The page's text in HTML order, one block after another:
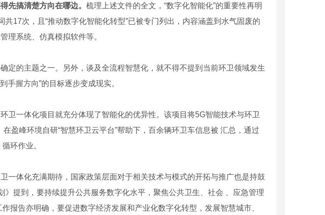
电缆
先搞清楚方向在哪边。 梳理上述文件的全文，“数字化智能化”的重要性再明
共17次，且“推动数字化智能化转型”已被专门列出，内容涵盖到水气固废的
理系统、仿真模拟软件等。
的主题之一。另外，谈及全流程智慧化，就不得不提到当前环卫领域发生
手握方向”的目标逐步变成现实。
一体化项目就充分体现了智能化的优异性。该项目将5G智能技术与环卫
盈峰环境自研“智慧环卫云平台”帮助下，百余辆环卫车信息被 汇总，通过
环作业。
体化充满期待，国家政策层面对于相关技术与模式的开拓与推广也是持鼓
》提到，要持续提升公共服务数字化水平，聚焦公共卫生、社会 、应急管理
报告亦明确，要促进数字经济发展和产业化数字化转型，发展智慧城市、